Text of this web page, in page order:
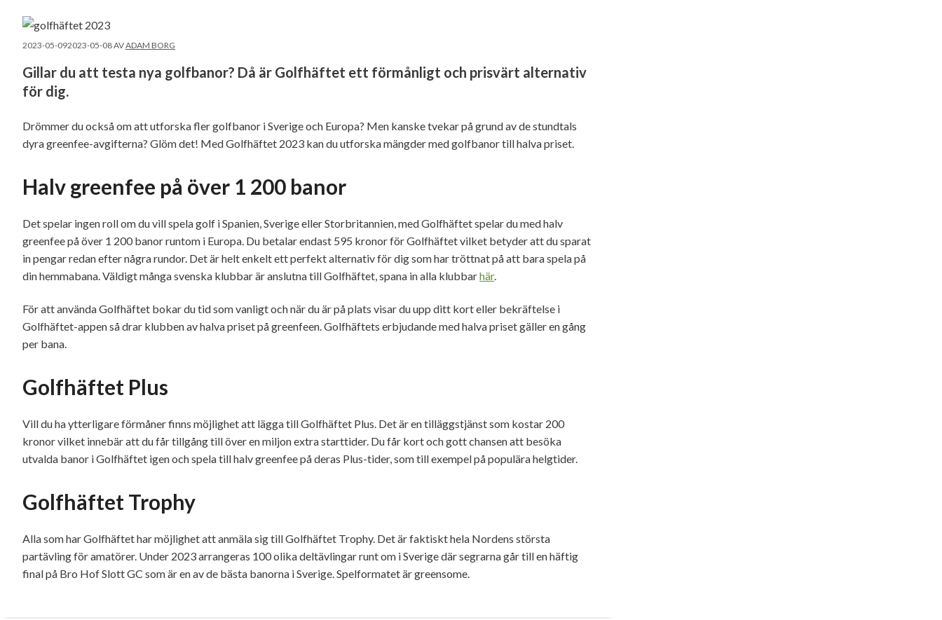
2023-05-092023-05-08AVADAM BORG
Gillar du att testa nya golfbanor? Då är Golfhäftet ett förmånligt och prisvärt alternativ
för dig.
Drömmer du också om att utforska fler golfbanor i Sverige och Europa? Men kanske tvekar på grund av de stundtals
dyra greenfee-avgifterna? Glöm det! Med Golfhäftet 2023 kan du utforska mängder med golfbanor till halva priset.
Halv greenfee på över 1 200 banor
Det spelar ingen roll om du vill spela golf i Spanien, Sverige eller Storbritannien, med Golfhäftet spelar du med halv
greenfee på över 1 200 banor runtom i Europa. Du betalar endast 595 kronor för Golfhäftet vilket betyder att du sparat
in pengar redan efter några rundor. Det är helt enkelt ett perfekt alternativ för dig som har tröttnat på att bara spela på
din hemmabana. Väldigt många svenska klubbar är anslutna till Golfhäftet, spana in alla klubbarhär.
För att använda Golfhäftet bokar du tid som vanligt och när du är på plats visar du upp ditt kort eller bekräftelse i
Golfhäftet-appen så drar klubben av halva priset på greenfeen. Golfhäftets erbjudande med halva priset gäller en gång
per bana.
Golfhäftet Plus
Vill du ha ytterligare förmåner finns möjlighet att lägga till Golfhäftet Plus. Det är en tilläggstjänst som kostar 200
kronor vilket innebär att du får tillgång till över en miljon extra starttider. Du får kort och gott chansen att besöka
utvalda banor i Golfhäftet igen och spela till halv greenfee på deras Plus-tider, som till exempel på populära helgtider.
Golfhäftet Trophy
Alla som har Golfhäftet har möjlighet att anmäla sig till Golfhäftet Trophy. Det är faktiskt hela Nordens största
partävling för amatörer. Under 2023 arrangeras 100 olika deltävlingar runt om i Sverige där segrarna går till en häftig
final på Bro Hof Slott GC som är en av de bästa banorna i Sverige. Spelformatet är greensome.